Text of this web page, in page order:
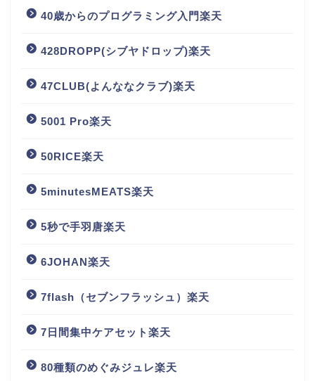
40歳からのプログラミング入門楽天
428DROPP(シブヤドロップ)楽天
47CLUB(よんななクラブ)楽天
5001 Pro楽天
50RICE楽天
5minutesMEATS楽天
5秒で手羽唐楽天
6JOHAN楽天
7flash（セブンフラッシュ）楽天
7日間集中ケアセット楽天
80種類のめぐみジュレ楽天